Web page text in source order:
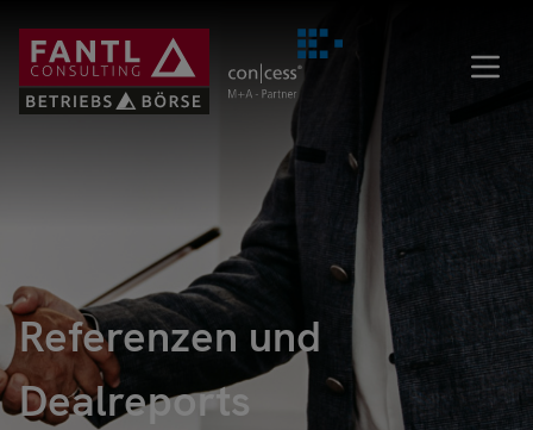
zum
Inhalt
Referenzen und
Dealreports